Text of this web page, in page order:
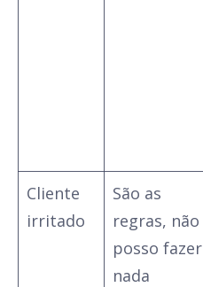
Cliente
irritado
São as
regras, não
posso fazer
nada